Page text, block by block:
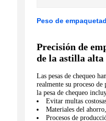
Peso de
Precisión de
de la astilla alta
Las pesas de chequeo
realmente su proceso
la pesa de chequeo
Evitar multas
Materiales del
Procesos de